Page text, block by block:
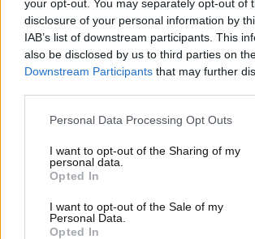
your opt-out. You may separately opt-out of
disclosure of your personal information by
IAB’s list of downstream participants. This
also be disclosed by us to third parties on
Downstream Participants that may further
Personal Data Processing Opt Outs
I want to opt-out of the Sharing of my
personal data.
Opted In
I want to opt-out of the Sale of my
Personal Data.
Opted In
50 milioni di sterlineper
Port in un hub dedicato ai veicoli
commerciali, magari ampliando il sito
maggiore lavoro a eventuali